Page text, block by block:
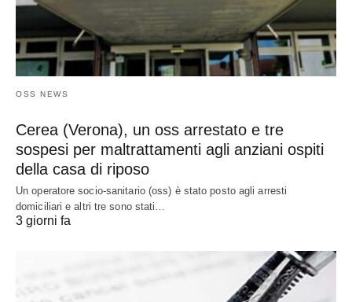
OSS NEWS
Cerea (Verona), un oss arrestato e tre
sospesi per maltrattamenti agli anziani ospiti
della casa di riposo
Un operatore socio-sanitario (oss) è stato posto agli arresti
domiciliari e altri tre sono stati…
3 giorni fa